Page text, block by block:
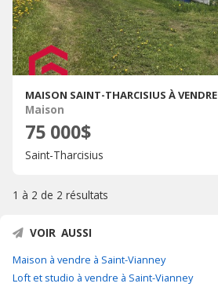
MAISON SAINT-THARCISIUS À VENDRE
Maison
75 000$
Saint-Tharcisius
1 à 2 de 2 résultats
VOIR AUSSI
Maison à vendre à Saint-Vianney
Loft et studio à vendre à Saint-Vianney